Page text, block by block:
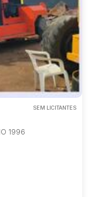
SEM LICITANTES
1996